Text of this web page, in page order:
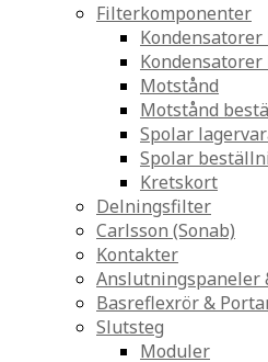
Filterkomponenter
Motstånd
Motstånd
Spolar
Spolar
Kretskort
Delningsfilter
Carlsson (Sonab)
Kontakter
Anslutningspaneler
Basreflexrör &
Slutsteg
Moduler